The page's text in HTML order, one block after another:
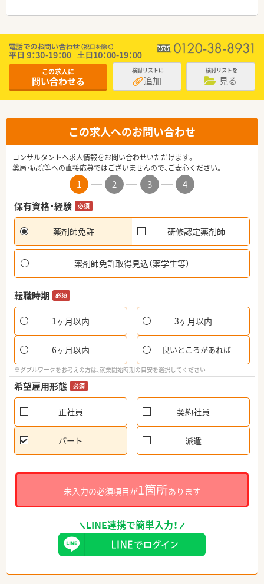
この求人に
問い合わせる
検討リストに
追加
検討リストを
見る
この求人へのお問い合わせ
コンサルタントへ求人情報をお問い合わせいただけます。
薬局・病院等への直接応募ではございませんので、ご安心ください。
1 2 3
4
保有資格・経験
必須
薬剤師免許 研修認定薬剤師
薬剤師免許取得見込（薬学生等）
転職時期 必須
1ヶ月以内 3ヶ月以内
6ヶ月以内 良いところがあれば
※ダブルワークをお考えの方は、就業開始時期の目安を選択してください
希望雇用形態 必須
正社員 契約社員
パート 派遣
未入力の必須項目が1箇所あります
LINE連携で簡単入力！